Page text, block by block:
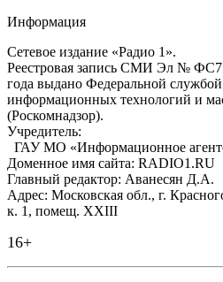
Информация
Сетевое издание «Радио 1».
Реестровая запись СМИ Эл №
года выдано Федеральной службой
информационных технологий и
(Роскомнадзор).
Учредитель:
ГАУ МО «Информационное
Доменное имя сайта: RADIO1.RU
Главный редактор: Аванесян Д.А.
Адрес: Московская обл., г.
к. 1, помещ. XXIII
16+